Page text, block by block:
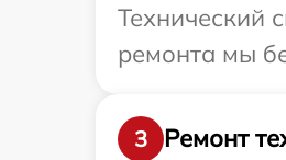
Технический
ремонта мы
3
Ремонт